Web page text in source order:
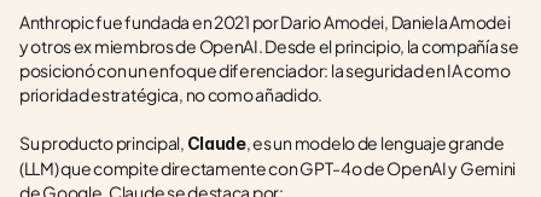
Anthropic fue fundada en 2021 por Dario Amodei, Daniela Amodei
y otros ex miembros de OpenAI. Desde el principio, la compañía se
posicionó con un enfoque diferenciador: la seguridad en IA como
prioridad estratégica, no como añadido.
Su producto principal, Claude, es un modelo de lenguaje grande
(LLM) que compite directamente con GPT-4o de OpenAI y Gemini
de Google. Claude se destaca por: